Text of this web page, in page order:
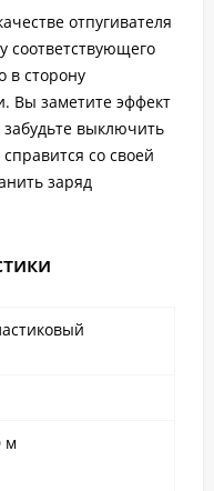
отпугивателя
соответствующего
в сторону
Вы заметите эффект
забудьте выключить
со своей
заряд
м